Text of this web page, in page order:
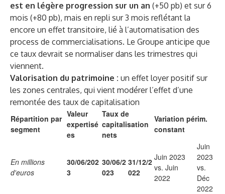
est en légère progression sur un an (+50 pb) et sur 6
mois (+80 pb), mais en repli sur 3 mois reflétant la
encore un effet transitoire, lié à l’automatisation des
process de commercialisations. Le Groupe anticipe que
ce taux devrait se normaliser dans les trimestres qui
viennent.
Valorisation du patrimoine : un effet loyer positif sur
les zones centrales, qui vient modérer l’effet d’une
remontée des taux de capitalisation
Répartition par
segment
Valeur
expertisé
es
Taux de
capitalisation
nets
Variation périm.
constant
En millions
d'euros
30/06/202
3
30/06/2
023
31/12/2
022
Juin 2023
vs. Juin
2022
Juin
2023
vs.
Déc
2022